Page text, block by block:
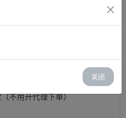
+
不用开代理下单）
关闭